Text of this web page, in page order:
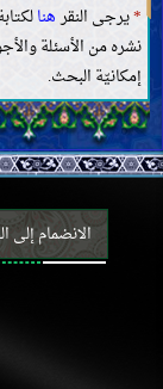
الحدود
القصاص
الولاية
الحَجْر (منع
المشاغل
العقود
البيع
الهبة
المضاربة
الضمان
الرضاعة
الطلاق
*يرجى النقرهنا
نشره من الأسئلة
إمكانيّة البحث.
الانضمام إلى